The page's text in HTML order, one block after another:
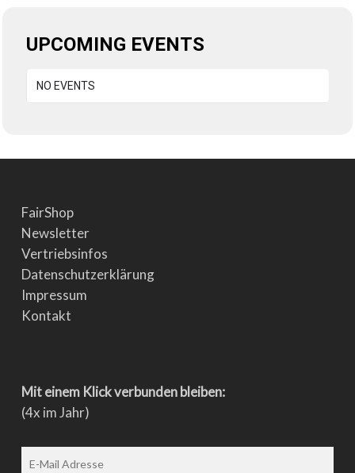
UPCOMING EVENTS
NO EVENTS
FairShop
Newsletter
Vertriebsinfos
Datenschutzerklärung
Impressum
Kontakt
Mit einem Klick verbunden bleiben:
(4x im Jahr)